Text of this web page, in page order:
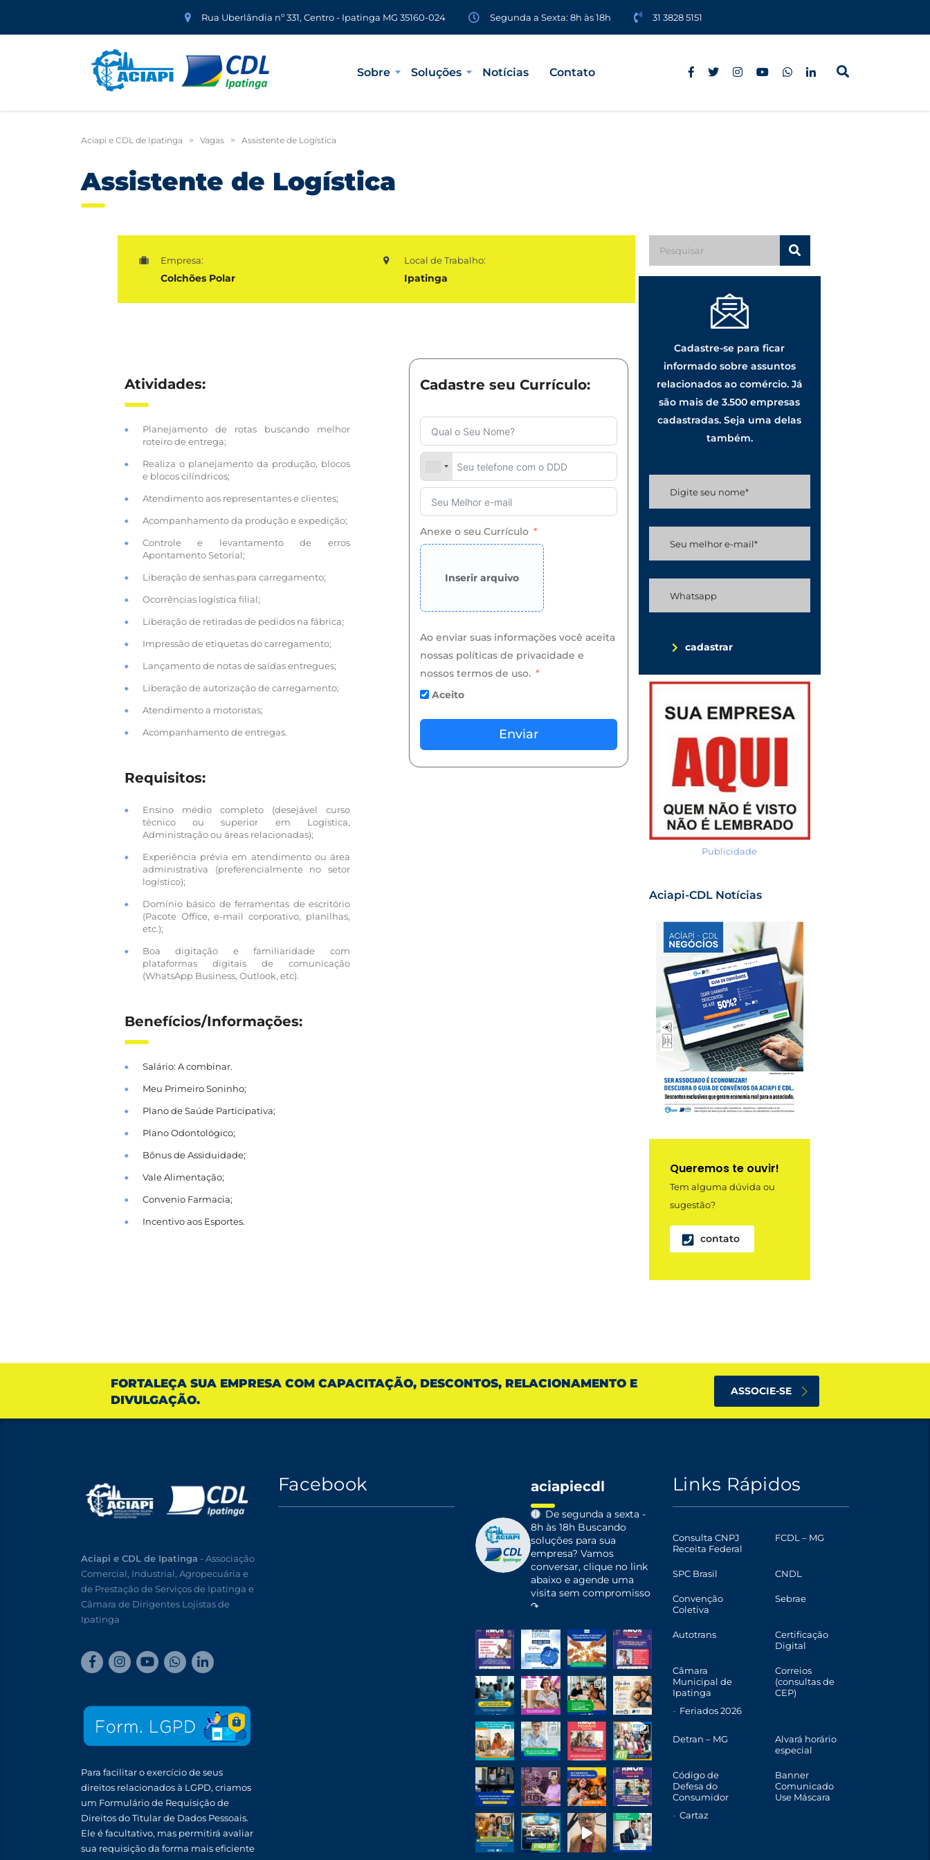
Rua Uberlândia nº 331, Centro - Ipatinga MG 35160-024 Segunda a Sexta: 8h às 18h 31 3828 5151
Sobre Soluções Notícias Contato
Aciapi e CDL de Ipatinga > Vagas > Assistente de Logística
Assistente de Logística
Empresa:
Colchões Polar
Local de Trabalho:
Ipatinga
Atividades:
Planejamento de rotas buscando melhor
roteiro de entrega;
Realiza o planejamento da produção, blocos
e blocos cilíndricos;
Atendimento aos representantes e clientes;
Acompanhamento da produção e expedição;
Controle e levantamento de erros
Apontamento Setorial;
Liberação de senhas para carregamento;
Ocorrências logística filial;
Liberação de retiradas de pedidos na fábrica;
Impressão de etiquetas do carregamento;
Lançamento de notas de saídas entregues;
Liberação de autorização de carregamento;
Atendimento a motoristas;
Acompanhamento de entregas.
Requisitos:
Ensino médio completo (desejável curso
técnico ou superior em Logística,
Administração ou áreas relacionadas);
Experiência prévia em atendimento ou área
administrativa (preferencialmente no setor
logístico);
Domínio básico de ferramentas de escritório
(Pacote Office, e-mail corporativo, planilhas,
etc.);
Boa digitação e familiaridade com
plataformas digitais de comunicação
(WhatsApp Business, Outlook, etc).
Benefícios/Informações:
Salário: A combinar.
Meu Primeiro Soninho;
Plano de Saúde Participativa;
Plano Odontológico;
Bônus de Assiduidade;
Vale Alimentação;
Convenio Farmacia;
Incentivo aos Esportes.
Cadastre seu Currículo:
Anexe o seu Currículo
Inserir arquivo
Ao enviar suas informações você aceita
nossas políticas de privacidade e
nossos termos de uso.
Aceito
Enviar
Cadastre-se para ficar
informado sobre assuntos
relacionados ao comércio. Já
são mais de 3.500 empresas
cadastradas. Seja uma delas
também.
cadastrar
Publicidade
Aciapi-CDL Notícias
Queremos te ouvir!
Tem alguma dúvida ou
sugestão?
contato
FORTALEÇA SUA EMPRESA COM CAPACITAÇÃO, DESCONTOS, RELACIONAMENTO E
DIVULGAÇÃO.
ASSOCIE-SE
Aciapi e CDL de Ipatinga - Associação
Comercial, Industrial, Agropecuária e
de Prestação de Serviços de Ipatinga e
Câmara de Dirigentes Lojistas de
Ipatinga
Para facilitar o exercício de seus
direitos relacionados à LGPD, criamos
um Formulário de Requisição de
Direitos do Titular de Dados Pessoais.
Ele é facultativo, mas permitirá avaliar
sua requisição da forma mais eficiente
Facebook aciapiecdl
De segunda a sexta -
8h às 18h Buscando
soluções para sua
empresa? Vamos
conversar, clique no link
abaixo e agende uma
visita sem compromisso
↷
Links Rápidos
Consulta CNPJ
Receita Federal
FCDL – MG
SPC Brasil CNDL
Convenção
Coletiva
Sebrae
Autotrans
Certificação
Digital
Câmara
Municipal de
Ipatinga
Feriados 2026
Correios
(consultas de
CEP)
Detran – MG
Alvará horário
especial
Código de
Defesa do
Consumidor
Cartaz
Banner
Comunicado
Use Máscara